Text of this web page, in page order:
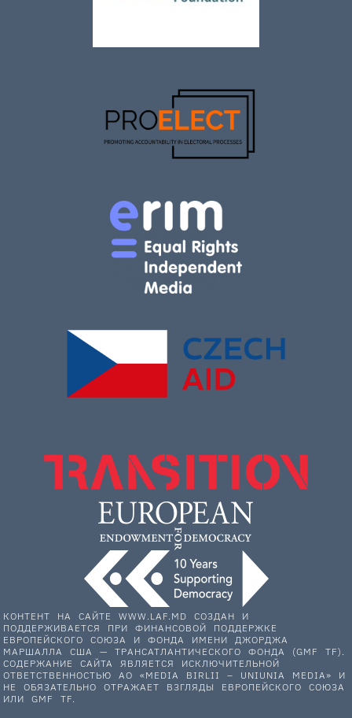
КОНТЕНТ НА САЙТЕ WWW.LAF.MD СОЗДАН И
ПОДДЕРЖИВАЕТСЯ ПРИ ФИНАНСОВОЙ ПОДДЕРЖКЕ
ЕВРОПЕЙСКОГО СОЮЗА И ФОНДА ИМЕНИ ДЖОРДЖА
МАРШАЛЛА США — ТРАНСАТЛАНТИЧЕСКОГО ФОНДА (GMF TF).
СОДЕРЖАНИЕ САЙТА ЯВЛЯЕТСЯ ИСКЛЮЧИТЕЛЬНОЙ
ОТВЕТСТВЕННОСТЬЮ АО «MEDIA BIRLII – UNIUNIA MEDIA» И
НЕ ОБЯЗАТЕЛЬНО ОТРАЖАЕТ ВЗГЛЯДЫ ЕВРОПЕЙСКОГО СОЮЗА
ИЛИ GMF TF.